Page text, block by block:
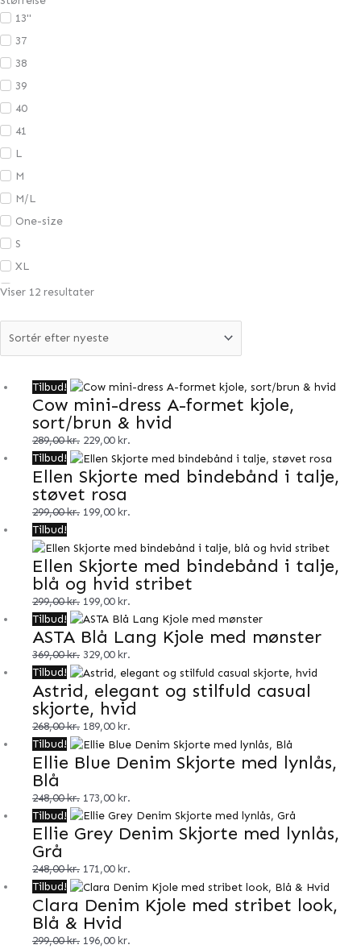
Bukser
Nederdele
Shorts
13"
37
38
39
40
41
L
M
M/L
One-size
S
XL
XS
Viser 12 resultater
Tilbud!
Cow mini-dress A-formet kjole,
sort/brun & hvid
289,00kr.
Den
oprindelige
pris
var:
289,00 kr..
229,00kr.
Den
aktuelle
pris
229,00 kr..
Tilbud!
Ellen Skjorte med bindebånd i talje,
støvet rosa
299,00kr.
Den
oprindelige
pris
var:
199,00kr.
Den
aktuelle
Tilbud!
Ellen Skjorte med bindebånd i talje,
blå og hvid stribet
299,00kr.
oprindelige
pris
var:
299,00 kr..
199,00kr.
aktuelle
pris
er:
Tilbud!
ASTA Blå Lang Kjole med mønster
369,00kr.
Den
oprindelige
pris
var:
369,00 kr..
329,00kr.
Den
aktuelle
er:
329,00 kr..
Tilbud!
Astrid, elegant og stilfuld casual
skjorte, hvid
268,00kr.
Den
oprindelige
pris
var:
268,00 kr..
189,00kr.
Den
aktuelle
pris
189,00 kr..
Tilbud!
Ellie Blue Denim Skjorte med lynlås,
Blå
248,00kr.
Den
oprindelige
var:
248,00 kr..
173,00kr.
Den
aktuelle
173,00 kr..
Tilbud!
Ellie Grey Denim Skjorte med lynlås,
Grå
248,00kr.
Den
oprindelige
var:
248,00 kr..
171,00kr.
Den
aktuelle
171,00 kr..
Tilbud!
Clara Denim Kjole med stribet look,
Blå & Hvid
299,00kr.
Den
oprindelige
pris
var:
196,00kr.
Den
aktuelle